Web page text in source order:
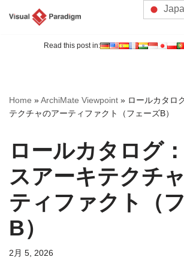
へ
ス
ッ
プ
Read this post in:
Home »ArchiMate Viewpoint » ロールカタロ
テクチャのアーティファクト（フェーズB）
ロールカタログ
スアーキテクチ
ティファクト（
B）
2月 5, 2026